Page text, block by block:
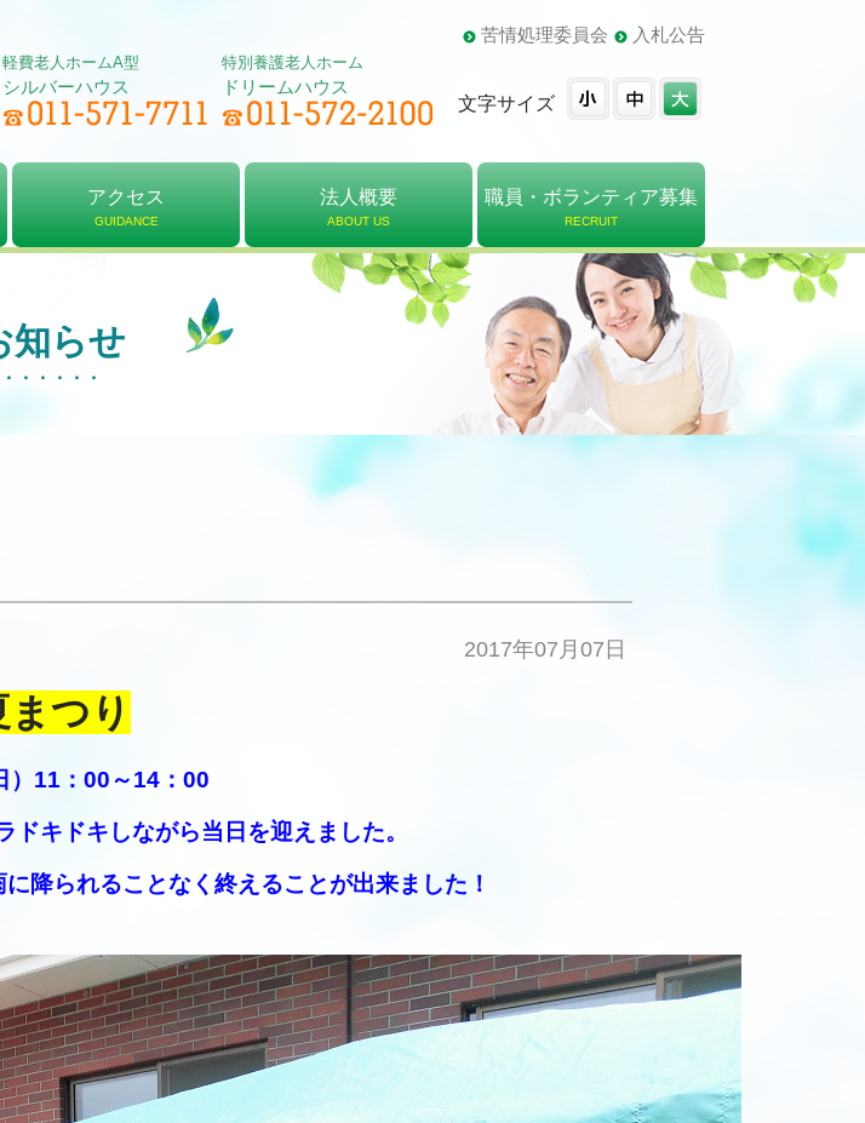
苦情処理委員会 入札公告
軽費老人ホームA型
シルバーハウス
特別養護老人ホーム
ドリームハウス
文字サイズ
アクセス
GUIDANCE
法人概要
ABOUT US
法人概要
理念・組織図
決算報告書
職員・ボランティア募集
RECRUIT
知らせ
2017年07月07日
まつり
）11：00～14：00
キドキしながら当日を迎えました。
降られることなく終えることが出来ました！